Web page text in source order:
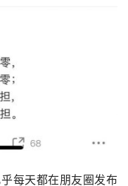
每天都在朋友圈发布